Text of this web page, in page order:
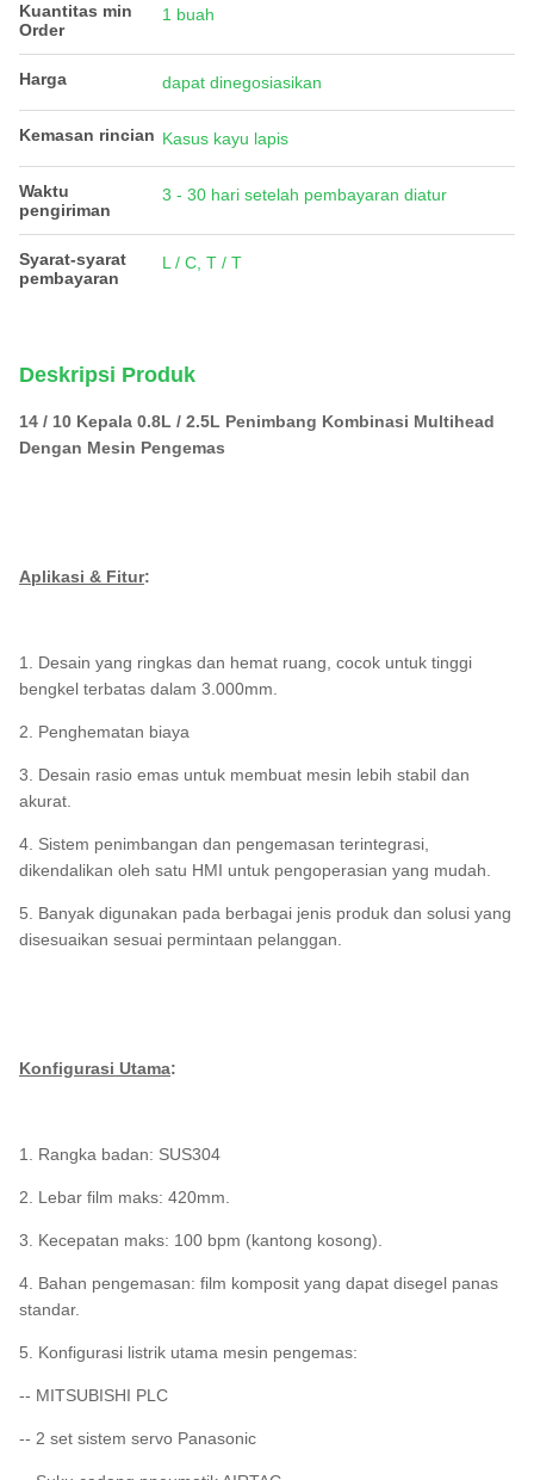
Kuantitas min
Order
1 buah
Harga dapat dinegosiasikan
Kemasan rincian Kasus kayu lapis
Waktu
pengiriman
3 - 30 hari setelah pembayaran diatur
Syarat-syarat
pembayaran
L / C, T / T
Deskripsi Produk
14 / 10 Kepala 0.8L / 2.5L Penimbang Kombinasi Multihead
Dengan Mesin Pengemas
Aplikasi & Fitur:
1. Desain yang ringkas dan hemat ruang, cocok untuk tinggi
bengkel terbatas dalam 3.000mm.
2. Penghematan biaya
3. Desain rasio emas untuk membuat mesin lebih stabil dan
akurat.
4. Sistem penimbangan dan pengemasan terintegrasi,
dikendalikan oleh satu HMI untuk pengoperasian yang mudah.
5. Banyak digunakan pada berbagai jenis produk dan solusi yang
disesuaikan sesuai permintaan pelanggan.
Konfigurasi Utama:
1. Rangka badan: SUS304
2. Lebar film maks: 420mm.
3. Kecepatan maks: 100 bpm (kantong kosong).
4. Bahan pengemasan: film komposit yang dapat disegel panas
standar.
5. Konfigurasi listrik utama mesin pengemas:
-- MITSUBISHI PLC
-- 2 set sistem servo Panasonic